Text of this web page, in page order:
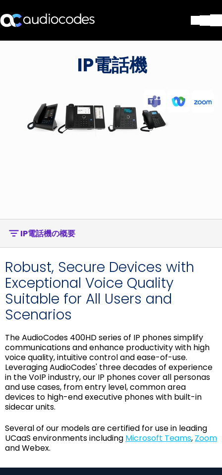
製品とアプリケーション
リソース・資料
IP電話機
IP電話機の概要
Robust, Secure Devices with
Exceptional Voice Quality
Suitable for All Users and
Scenarios
The AudioCodes 400HD series of IP phones simplify
communications and enhance productivity with high
voice quality, intuitive control and ease-of-use.
Leveraging AudioCodes' three decades of experience
in the VoIP industry, our IP phones cover all personas
and use cases, from entry level, common area
devices to high-end executive phones with built-in
sidecar units.
Several of our models are certified for use in leading
UCaaS environments including Microsoft Teams, Zoom
and Webex.